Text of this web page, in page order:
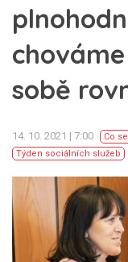
sobě
14. 10. 2021 | 7:00 Co
Týden sociálních služeb